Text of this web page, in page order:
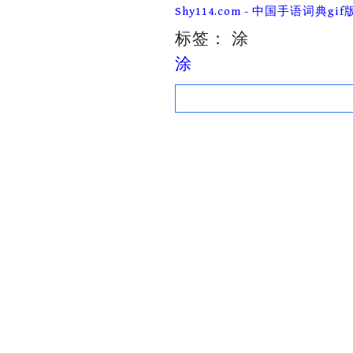
Skip
content
Shy114.com - 中国手语词典gif
标签： 涂
涂
Search